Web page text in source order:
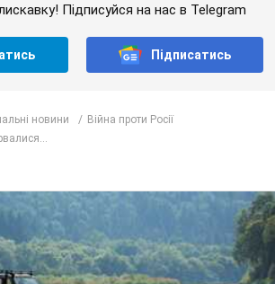
Підписуйся на нас в Telegram
Підписатись
новини
Війна проти Росії